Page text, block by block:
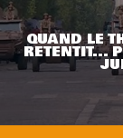
QUAND LE
RETENTIT...